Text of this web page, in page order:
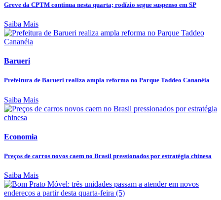
Greve da CPTM continua nesta quarta; rodízio segue suspenso em SP
Saiba Mais
Barueri
Prefeitura de Barueri realiza ampla reforma no Parque Taddeo Cananéia
Saiba Mais
Economia
Preços de carros novos caem no Brasil pressionados por estratégia chinesa
Saiba Mais